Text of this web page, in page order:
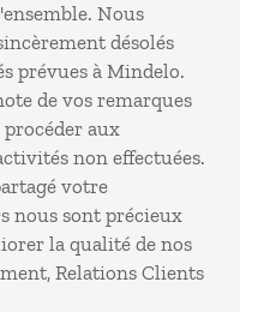
Nous
désolés
prévues à Mindelo.
de vos remarques
aux
non effectuées.
votre
nous sont précieux
la qualité de nos
Relations Clients